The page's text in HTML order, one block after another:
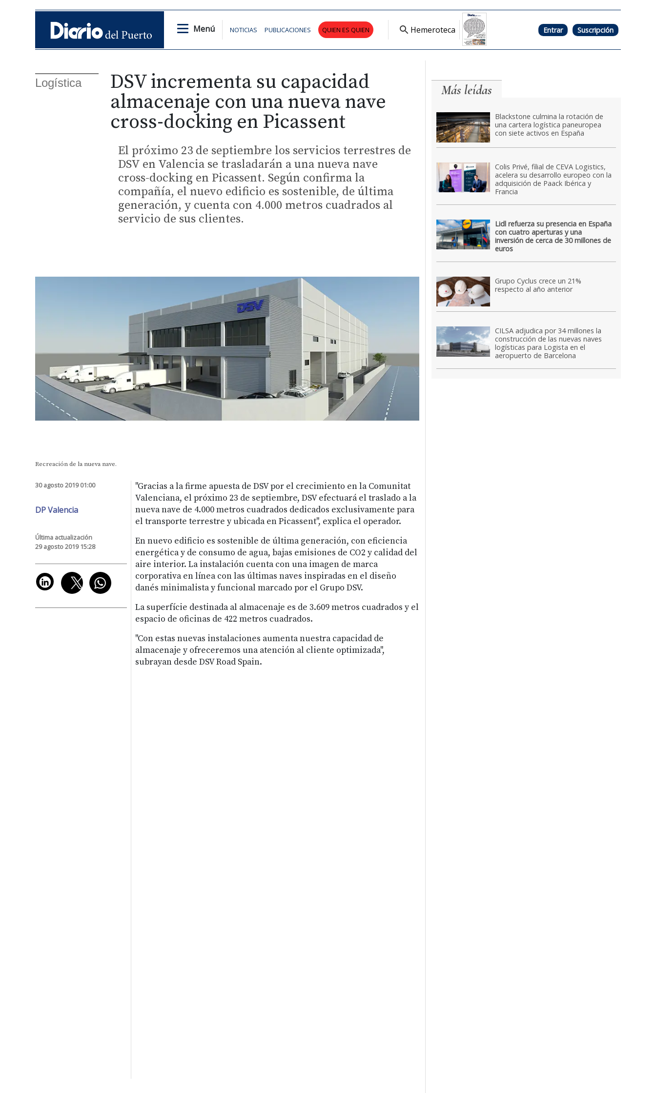
Menú NOTICIAS PUBLICACIONES QUIEN ES QUIEN Hemeroteca Entrar Suscripción
Logística
DSV incrementa su capacidad
almacenaje con una nueva nave
cross-docking en Picassent
El próximo 23 de septiembre los servicios terrestres de
DSV en Valencia se trasladarán a una nueva nave
cross-docking en Picassent. Según confirma la
compañía, el nuevo edificio es sostenible, de última
generación, y cuenta con 4.000 metros cuadrados al
servicio de sus clientes.
Recreación de la nueva nave.
30 agosto 2019 01:00
DP Valencia
Última actualización
29 agosto 2019 15:28
"Gracias a la firme apuesta de DSV por el crecimiento en la Comunitat
Valenciana, el próximo 23 de septiembre, DSV efectuará el traslado a la
nueva nave de 4.000 metros cuadrados dedicados exclusivamente para
el transporte terrestre y ubicada en Picassent", explica el operador.
En nuevo edificio es sostenible de última generación, con eficiencia
energética y de consumo de agua, bajas emisiones de CO2 y calidad del
aire interior. La instalación cuenta con una imagen de marca
corporativa en línea con las últimas naves inspiradas en el diseño
danés minimalista y funcional marcado por el Grupo DSV.
La superfície destinada al almacenaje es de 3.609 metros cuadrados y el
espacio de oficinas de 422 metros cuadrados.
"Con estas nuevas instalaciones aumenta nuestra capacidad de
almacenaje y ofreceremos una atención al cliente optimizada",
subrayan desde DSV Road Spain.
Más leídas
Blackstone culmina la rotación de
una cartera logística paneuropea
con siete activos en España
Colis Privé, filial de CEVA Logistics,
acelera su desarrollo europeo con la
adquisición de Paack Ibérica y
Francia
Lidl refuerza su presencia en España
con cuatro aperturas y una
inversión de cerca de 30 millones de
euros
Grupo Cyclus crece un 21%
respecto al año anterior
CILSA adjudica por 34 millones la
construcción de las nuevas naves
logísticas para Logista en el
aeropuerto de Barcelona